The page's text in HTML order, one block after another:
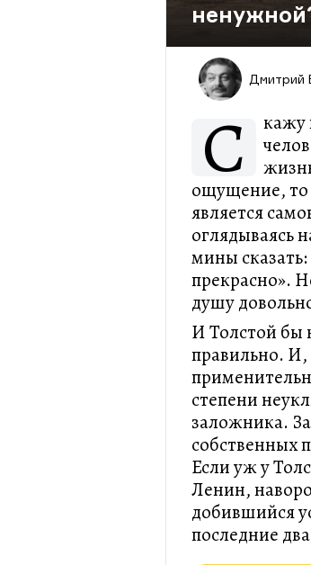
Дмитрий
С
кажу
ощущение, то
является
оглядываясь
мины
прекрасно».
душу
И Толстой бы
правильно.
степени
заложника.
собственных
Если уж у
Ленин,
добившийся
последние